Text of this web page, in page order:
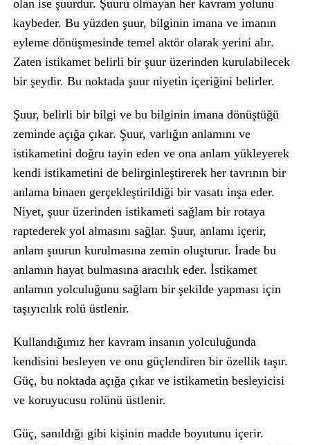
olan ise şuurdur. Şuuru olmayan her kavram yolunu
kaybeder. Bu yüzden şuur, bilginin imana ve imanın
eyleme dönüşmesinde temel aktör olarak yerini alır.
Zaten istikamet belirli bir şuur üzerinden kurulabilecek
bir şeydir. Bu noktada şuur niyetin içeriğini belirler.
Şuur, belirli bir bilgi ve bu bilginin imana dönüştüğü
zeminde açığa çıkar. Şuur, varlığın anlamını ve
istikametini doğru tayin eden ve ona anlam yükleyerek
kendi istikametini de belirginleştirerek her tavrının bir
anlama binaen gerçekleştirildiği bir vasatı inşa eder.
Niyet, şuur üzerinden istikameti sağlam bir rotaya
raptederek yol almasını sağlar. Şuur, anlamı içerir,
anlam şuurun kurulmasına zemin oluşturur. İrade bu
anlamın hayat bulmasına aracılık eder. İstikamet
anlamın yolculuğunu sağlam bir şekilde yapması için
taşıyıcılık rolü üstlenir.
Kullandığımız her kavram insanın yolculuğunda
kendisini besleyen ve onu güçlendiren bir özellik taşır.
Güç, bu noktada açığa çıkar ve istikametin besleyicisi
ve koruyucusu rolünü üstlenir.
Güç, sanıldığı gibi kişinin madde boyutunu içerir.